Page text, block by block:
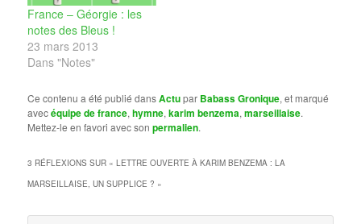
France – Géorgie : les
notes des Bleus !
23 mars 2013
Dans "Notes"
Ce contenu a été publié dansActupar Babass Gronique, et marqué
avecéquipe de france,hymne,karim benzema,marseillaise.
Mettez-le en favori avec sonpermalien.
3 RÉFLEXIONS SUR «LETTRE OUVERTE À KARIM BENZEMA : LA
MARSEILLAISE, UN SUPPLICE ? »